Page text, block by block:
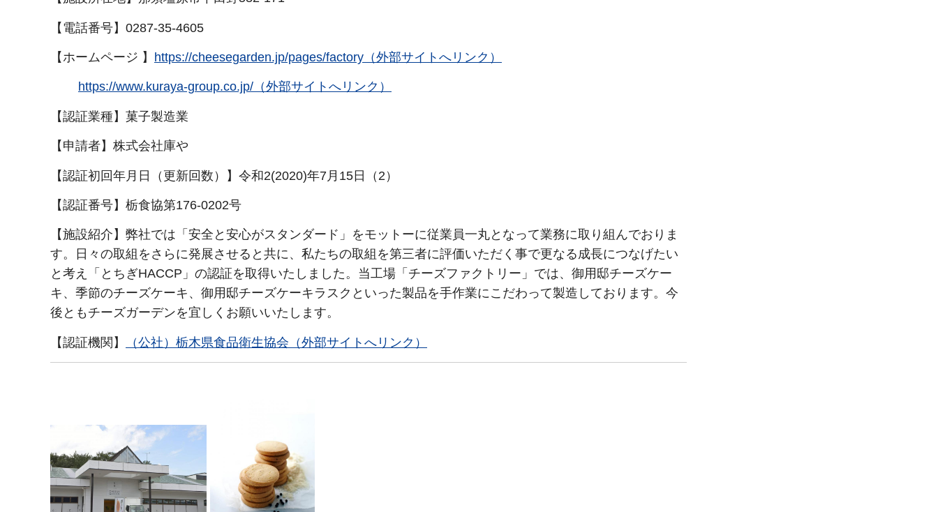
【電話番号】0287-35-4605
【ホームページ 】 https://cheesegarden.jp/pages/factory（外部サイトへリンク）
https://www.kuraya-group.co.jp/（外部サイトへリンク）
【認証業種】菓子製造業
【申請者】株式会社庫や
【認証初回年月日（更新回数）】令和2(2020)年7月15日（2）
【認証番号】栃食協第176-0202号
【施設紹介】弊社では「安全と安心がスタンダード」をモットーに従業員一丸となって業務に取り組んでおりま
す。日々の取組をさらに発展させると共に、私たちの取組を第三者に評価いただく事で更なる成長につなげたい
と考え「とちぎHACCP」の認証を取得いたしました。当工場「チーズファクトリー」では、御用邸チーズケー
キ、季節のチーズケーキ、御用邸チーズケーキラスクといった製品を手作業にこだわって製造しております。今
後ともチーズガーデンを宜しくお願いいたします。
【認証機関】 （公社）栃木県食品衛生協会（外部サイトへリンク）